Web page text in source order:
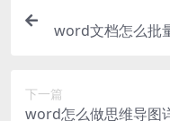
word文档怎么批
下一篇
word怎么做思维导图